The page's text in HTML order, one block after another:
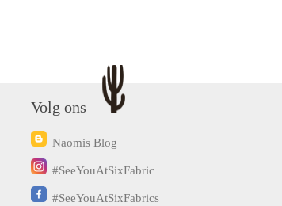
Volg ons
Naomis Blog
#SeeYouAtSixFabric
#SeeYouAtSixFabrics